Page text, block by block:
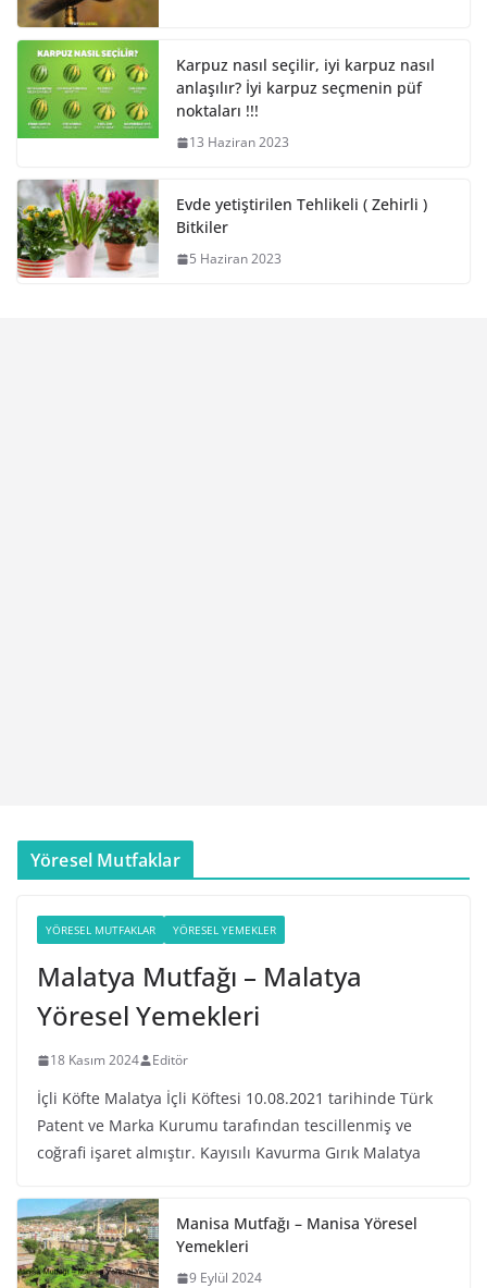
Karpuz nasıl seçilir, iyi karpuz nasıl
anlaşılır? İyi karpuz seçmenin püf
noktaları !!!
13 Haziran 2023
Evde yetiştirilen Tehlikeli ( Zehirli )
Bitkiler
5 Haziran 2023
Yöresel Mutfaklar
YÖRESEL MUTFAKLAR YÖRESEL YEMEKLER
Malatya Mutfağı – Malatya
Yöresel Yemekleri
18 Kasım 2024 Editör
İçli Köfte Malatya İçli Köftesi 10.08.2021 tarihinde Türk
Patent ve Marka Kurumu tarafından tescillenmiş ve
coğrafi işaret almıştır. Kayısılı Kavurma Gırık Malatya
Manisa Mutfağı – Manisa Yöresel
Yemekleri
9 Eylül 2024